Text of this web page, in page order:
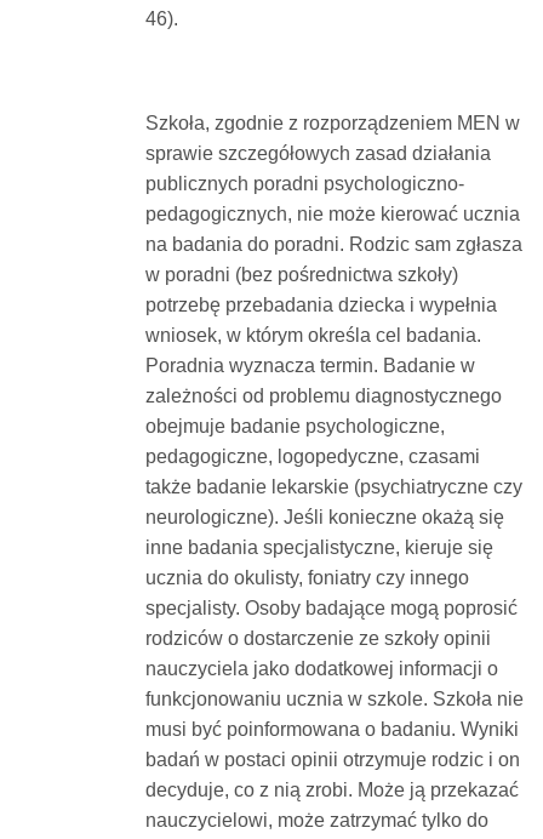
46).
Szkoła, zgodnie z rozporządzeniem MEN w
sprawie szczegółowych zasad działania
publicznych poradni psychologiczno-
pedagogicznych, nie może kierować ucznia
na badania do poradni. Rodzic sam zgłasza
w poradni (bez pośrednictwa szkoły)
potrzebę przebadania dziecka i wypełnia
wniosek, w którym określa cel badania.
Poradnia wyznacza termin. Badanie w
zależności od problemu diagnostycznego
obejmuje badanie psychologiczne,
pedagogiczne, logopedyczne, czasami
także badanie lekarskie (psychiatryczne czy
neurologiczne). Jeśli konieczne okażą się
inne badania specjalistyczne, kieruje się
ucznia do okulisty, foniatry czy innego
specjalisty. Osoby badające mogą poprosić
rodziców o dostarczenie ze szkoły opinii
nauczyciela jako dodatkowej informacji o
funkcjonowaniu ucznia w szkole. Szkoła nie
musi być poinformowana o badaniu. Wyniki
badań w postaci opinii otrzymuje rodzic i on
decyduje, co z nią zrobi. Może ją przekazać
nauczycielowi, może zatrzymać tylko do